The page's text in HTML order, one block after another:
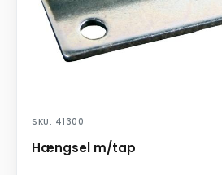
SKU: 41300
Hængsel m/tap